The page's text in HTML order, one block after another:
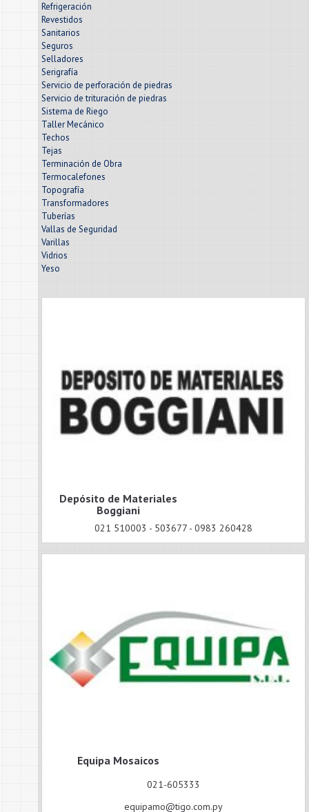
Refrigeración
Revestidos
Sanitarios
Seguros
Selladores
Serigrafía
Servicio de perforación de piedras
Servicio de trituración de piedras
Sistema de Riego
Taller Mecánico
Techos
Tejas
Terminación de Obra
Termocalefones
Topografía
Transformadores
Tuberías
Vallas de Seguridad
Varillas
Vidrios
Yeso
Depósito de Materiales
Boggiani
021 510003 - 503677 - 0983 260428
Equipa Mosaicos
021-605333
equipamo@tigo.com.py